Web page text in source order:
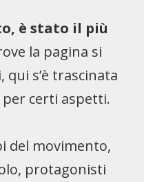
è stato il più
la pagina si
qui s’è trascinata
certi aspetti.
del movimento,
protagonisti